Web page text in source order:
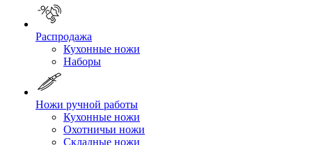
Распродажа
Кухонные ножи
Наборы
Ножи ручной работы
Кухонные ножи
Охотничьи ножи
Складные ножи